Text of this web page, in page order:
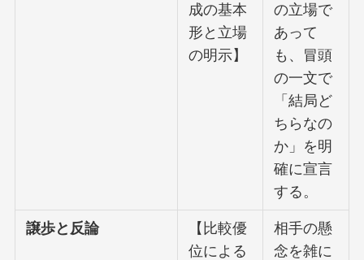
成の基本
形と立場
の明示】
の立場で
あって
も、冒頭
の一文で
「結局ど
ちらなの
か」を明
確に宣言
する。
譲歩と反論
【比較優
位による
相手の懸
念を雑に